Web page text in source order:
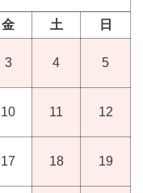
金 土 日
3 4 5
10 11 12
17 18 19